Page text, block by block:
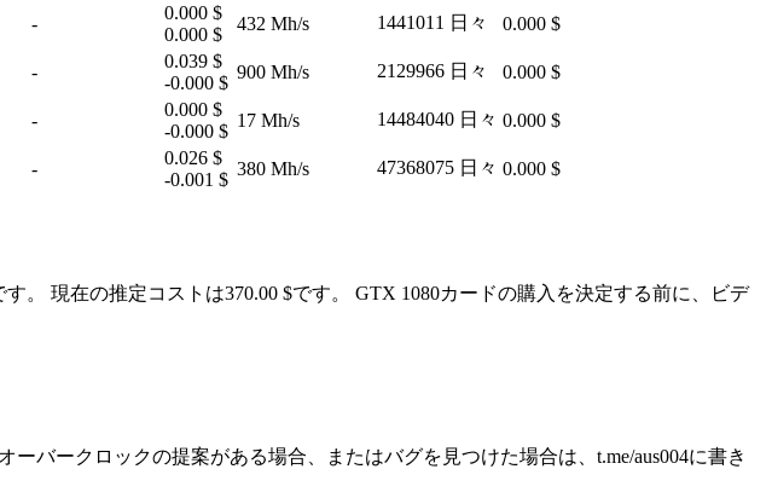
-
0.000 $
0.000 $
432 Mh/s 1441011 日々 0.000 $
-
0.039 $
-0.000 $
900 Mh/s 2129966 日々 0.000 $
-
0.000 $
-0.000 $
17 Mh/s 14484040 日々 0.000 $
-
0.026 $
-0.001 $
380 Mh/s 47368075 日々 0.000 $
。 現在の推定コストは370.00 $です。 GTX 1080カードの購入を決定する前に、ビデ
バークロックの提案がある場合、またはバグを見つけた場合は、t.me/aus004に書き